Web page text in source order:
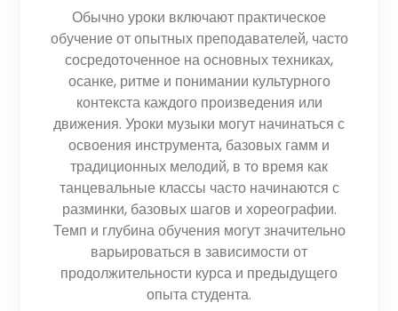
Обычно уроки включают практическое
обучение от опытных преподавателей, часто
сосредоточенное на основных техниках,
осанке, ритме и понимании культурного
контекста каждого произведения или
движения. Уроки музыки могут начинаться с
освоения инструмента, базовых гамм и
традиционных мелодий, в то время как
танцевальные классы часто начинаются с
разминки, базовых шагов и хореографии.
Темп и глубина обучения могут значительно
варьироваться в зависимости от
продолжительности курса и предыдущего
опыта студента.